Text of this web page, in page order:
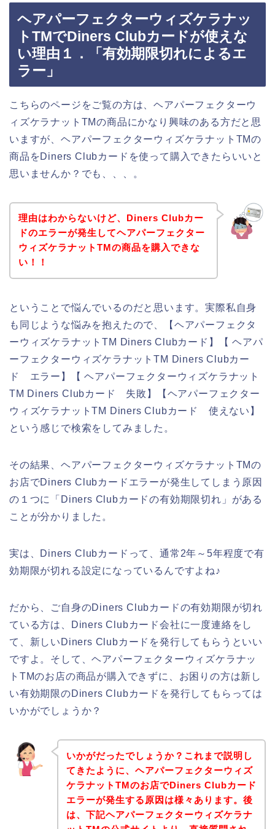
ヘアパーフェクターウィズケラナッ
トTMでDiners Clubカードが使えな
い理由１．「有効期限切れによるエ
ラー」
こちらのページをご覧の方は、ヘアパーフェクターウ
ィズケラナットTMの商品にかなり興味のある方だと思
いますが、ヘアパーフェクターウィズケラナットTMの
商品をDiners Clubカードを使って購入できたらいいと
思いませんか？でも、、、。
理由はわからないけど、Diners Clubカー
ドのエラーが発生してヘアパーフェクター
ウィズケラナットTMの商品を購入できな
い！！
ということで悩んでいるのだと思います。実際私自身
も同じような悩みを抱えたので、【ヘアパーフェクタ
ーウィズケラナットTM Diners Clubカード】【 ヘアパ
ーフェクターウィズケラナットTM Diners Clubカー
ド エラー】【 ヘアパーフェクターウィズケラナット
TM Diners Clubカード 失敗】【ヘアパーフェクター
ウィズケラナットTM Diners Clubカード 使えない】
という感じで検索をしてみました。
その結果、ヘアパーフェクターウィズケラナットTMの
お店でDiners Clubカードエラーが発生してしまう原因
の１つに「Diners Clubカードの有効期限切れ」がある
ことが分かりました。
実は、Diners Clubカードって、通常2年～5年程度で有
効期限が切れる設定になっているんですよね♪
だから、ご自身のDiners Clubカードの有効期限が切れ
ている方は、Diners Clubカード会社に一度連絡をし
て、新しいDiners Clubカードを発行してもらうといい
ですよ。そして、ヘアパーフェクターウィズケラナッ
トTMのお店の商品が購入できずに、お困りの方は新し
い有効期限のDiners Clubカードを発行してもらっては
いかがでしょうか？
いかがだったでしょうか？これまで説明し
てきたように、ヘアパーフェクターウィズ
ケラナットTMのお店でDiners Clubカード
エラーが発生する原因は様々あります。後
は、下記ヘアパーフェクターウィズケラナ